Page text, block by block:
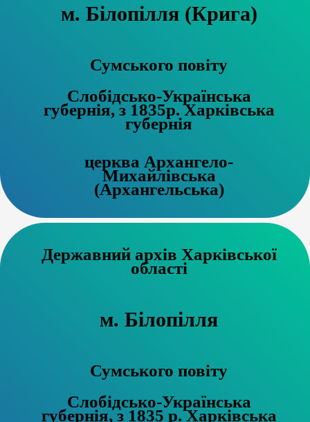
м. Білопілля (Крига)
Сумського повіту
Слобідсько-Українська
губернія, з 1835р. Харківська
губернія
церква Архангело-
Михайлівська
(Архангельська)
Державний архів Харківської
області
м. Білопілля
Сумського повіту
Слобідсько-Українська
губернія, з 1835 р. Харківська